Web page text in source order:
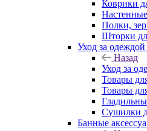
Коврики
Полки,
Шторки
Уход за
Назад
Уход за
Товары
Товары
Сушилки
Банные